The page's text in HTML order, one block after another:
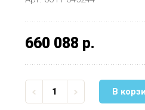
660 088 р.
В